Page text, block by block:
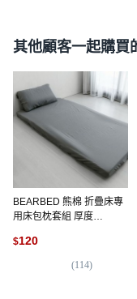
其他顧客一起購買
BEARBED 熊棉 折疊床專
用床包枕套組 厚度
$120
(114)